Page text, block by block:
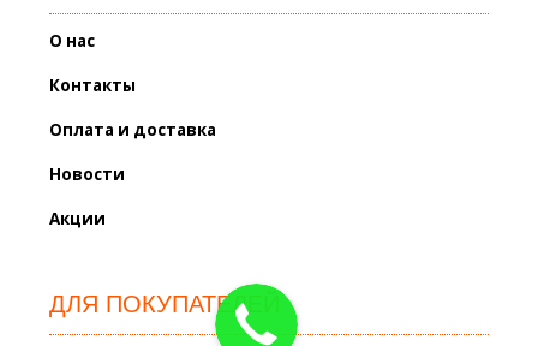
О нас
Контакты
Оплата и доставка
Новости
Акции
ДЛЯ ПОКУПАТЕЛЕЙ